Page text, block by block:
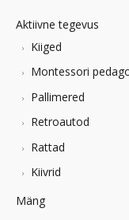
Aktiivne tegevus
Kiiged
Montessori
Pallimered
Retroautod
Rattad
Kiivrid
Mäng